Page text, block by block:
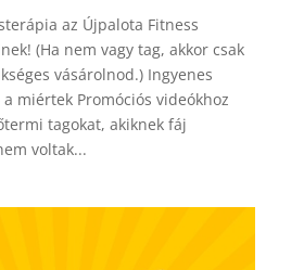
az Újpalota Fitness
(Ha nem vagy tag, akkor csak
vásárolnod.) Ingyenes
miértek Promóciós videókhoz
tagokat, akiknek fáj
voltak...